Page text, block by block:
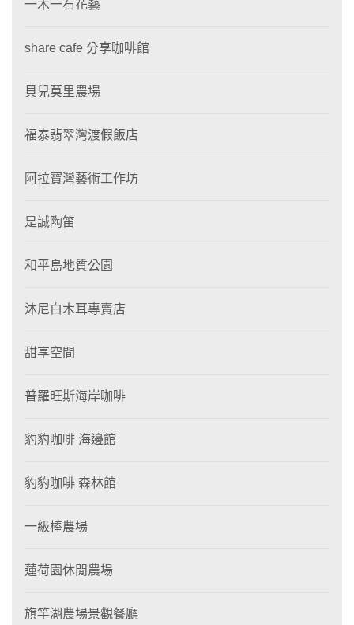
一木一石花藝
share cafe 分享咖啡館
貝兒莫里農場
福泰翡翠灣渡假飯店
阿拉寶灣藝術工作坊
是誠陶笛
和平島地質公園
沐尼白木耳專賣店
甜享空間
普羅旺斯海岸咖啡
豹豹咖啡 海邊館
豹豹咖啡 森林館
一級棒農場
蓮荷園休閒農場
旗竿湖農場景觀餐廳